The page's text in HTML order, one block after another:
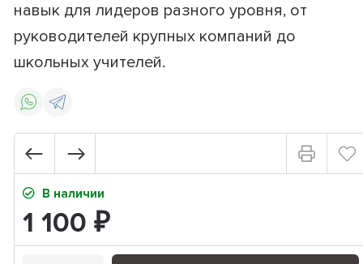
навык для лидеров разного уровня, от
руководителей крупных компаний до
школьных учителей.
В наличии
1 100 ₽